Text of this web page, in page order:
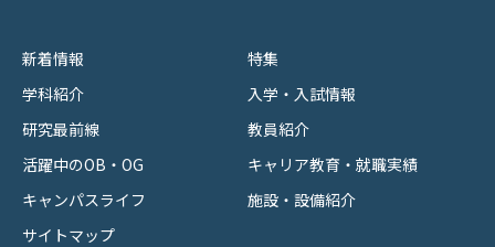
新着情報
特集
学科紹介
入学・入試情報
研究最前線
教員紹介
活躍中のOB・OG
キャリア教育・就職実績
キャンパスライフ
施設・設備紹介
サイトマップ